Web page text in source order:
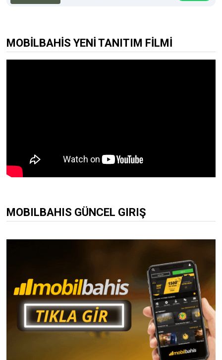
MOBİLBAHİS YENİ TANITIM FİLMİ
MOBILBAHIS GÜNCEL GIRIŞ